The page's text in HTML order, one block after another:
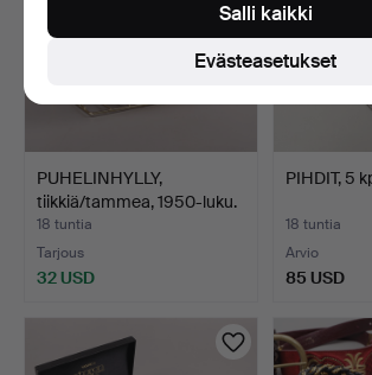
PUHELINHYLLY,
tiikkiä/tammea, 1950-luku.
18 tuntia
Tarjous
32 USD
PIHDIT, 5
18 tuntia
Arvio
85 USD
Evästeasetukset
Salli kaikki